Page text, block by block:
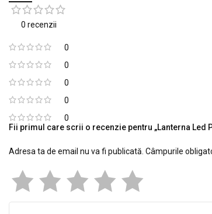
0 recenzii
0
0
0
0
0
Fii primul care scrii o recenzie pentru „Lanterna Led
Adresa ta de email nu va fi publicată. Câmpurile